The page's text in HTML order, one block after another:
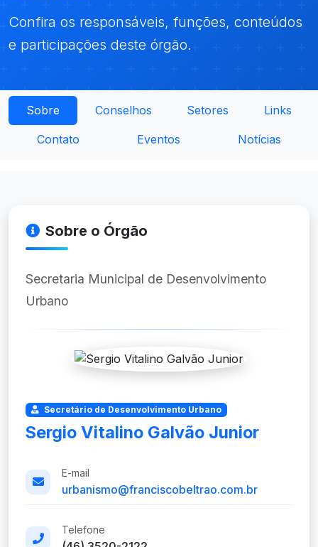
Confira os responsáveis, funções, conteúdos
e participações deste órgão.
Sobre Conselhos Setores Links
Contato Eventos Notícias
Sobre o Órgão
Secretaria Municipal de Desenvolvimento
Urbano
Secretário de Desenvolvimento Urbano
Sergio Vitalino Galvão Junior
E-mail
urbanismo@franciscobeltrao.com.br
Telefone